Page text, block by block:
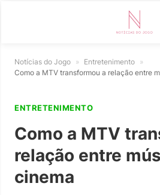
Notícias do Jogo » Entretenimento »
Como a MTV transformou a relação entre
ENTRETENIMENTO
Como a MTV
relação entre
cinema